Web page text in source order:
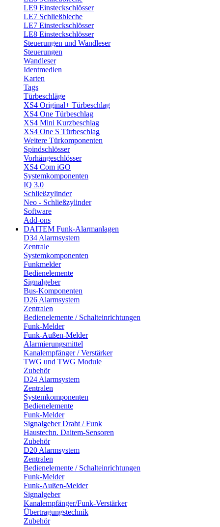
LE9 Einsteckschlösser
LE7 Schließbleche
LE7 Einsteckschlösser
LE8 Einsteckschlösser
Steuerungen und Wandleser
Steuerungen
Wandleser
Identmedien
Karten
Tags
Türbeschläge
XS4 Original+ Türbeschlag
XS4 One Türbeschlag
XS4 Mini Kurzbeschlag
XS4 One S Türbeschlag
Weitere Türkomponenten
Spindschlösser
Vorhängeschlösser
XS4 Com iGO
Systemkomponenten
IQ 3.0
Schließzylinder
Neo - Schließzylinder
Software
Add-ons
DAITEM Funk-Alarmanlagen
D34 Alarmsystem
Zentrale
Systemkomponenten
Funkmelder
Bedienelemente
Signalgeber
Bus-Komponenten
D26 Alarmsystem
Zentralen
Bedienelemente / Schalteinrichtungen
Funk-Melder
Funk-Außen-Melder
Alarmierungsmittel
Kanalempfänger / Verstärker
TWG und TWG Module
Zubehör
D24 Alarmsystem
Zentralen
Systemkomponenten
Bedienelemente
Funk-Melder
Signalgeber Draht / Funk
Haustechn. Daitem-Sensoren
Zubehör
D20 Alarmsystem
Zentralen
Bedienelemente / Schalteinrichtungen
Funk-Melder
Funk-Außen-Melder
Signalgeber
Kanalempfänger/Funk-Verstärker
Übertragungstechnik
Zubehör